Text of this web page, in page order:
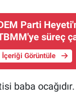
Parti
süreç
İçeriği Görüntüle
baba